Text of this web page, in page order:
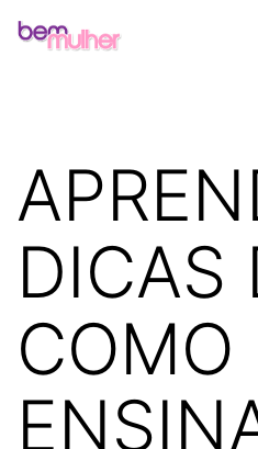
Pular
Bem
DICAS
COMO